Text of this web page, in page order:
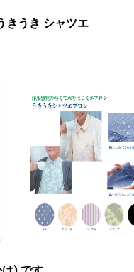
きうき シャツエ